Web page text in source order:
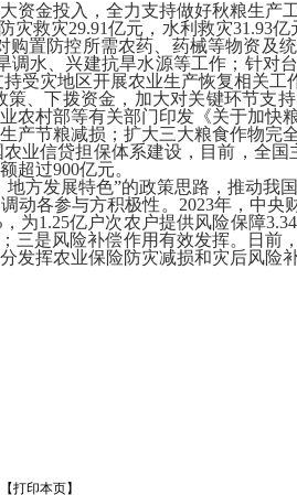
资金投入，全力支持做好秋粮生产工
救灾29.91亿元，水利救灾31.93
置防控所需农药、药械等物资及
水、兴建抗旱水源等工作；针对
受灾地区开展农业生产恢复相关工
、下拨资金，加大对关键环节支
农村部等有关部门印发《关于加快
产节粮减损；扩大三大粮食作物完
业信贷担保体系建设，目前，全
超过900亿元。
方发展特色”的政策思路，推动我
各参与方积极性。2023年，中央
为1.25亿户次农户提供风险保障
三是风险补偿作用有效发挥。日前
发挥农业保险防灾减损和灾后风险补
【打印本页】